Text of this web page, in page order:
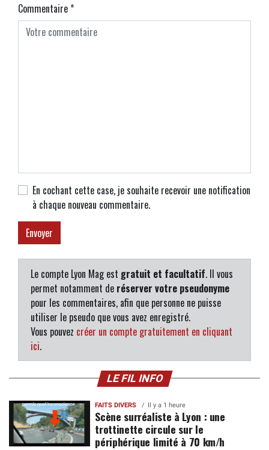
Commentaire*
En cochant cette case, je souhaite recevoir une notification
à chaque nouveau commentaire.
Le compte Lyon Mag est gratuit et facultatif. Il vous
permet notamment de réserver votre pseudonyme
pour les commentaires, afin que personne ne puisse
utiliser le pseudo que vous avez enregistré.
Vous pouvez créer un compte gratuitement en cliquant
ici.
LE FIL INFO
FAITS DIVERS Il y a 1 heure
Scène surréaliste à Lyon : une
trottinette circule sur le
périphérique limité à 70 km/h